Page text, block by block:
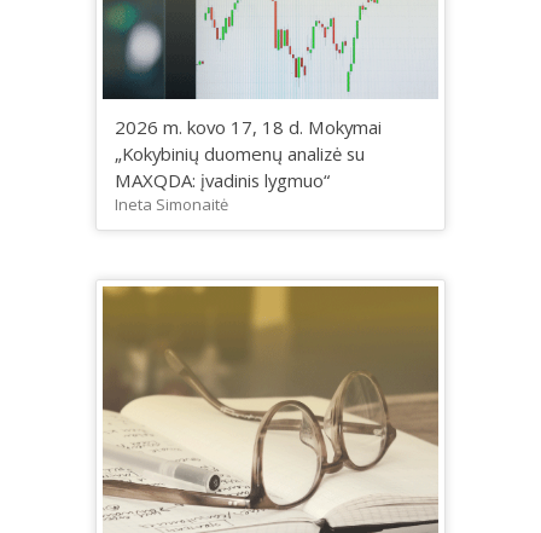
2026 m. kovo 17, 18 d. Mokymai
„Kokybinių duomenų analizė su
MAXQDA: įvadinis lygmuo“
Ineta Simonaitė